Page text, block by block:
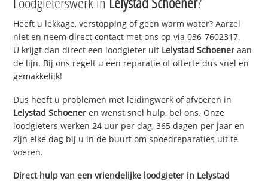
Heeft u lekkage, verstopping of geen warm water? Aarzel
niet en neem direct contact met ons op via 036-7602317.
U krijgt dan direct een loodgieter uit Lelystad Schoener aan
de lijn. Bij ons regelt u een reparatie of offerte dus snel en
gemakkelijk!
Dus heeft u problemen met leidingwerk of afvoeren in
Lelystad Schoener en wenst snel hulp, bel ons. Onze
loodgieters werken 24 uur per dag, 365 dagen per jaar en
zijn elke dag bij u in de buurt om spoedreparaties uit te
voeren.
Direct hulp van een vriendelijke loodgieter in Lelystad